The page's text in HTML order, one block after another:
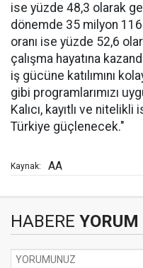
ise yüzde 48,3 olarak
dönemde 35 milyon
oranı ise yüzde 52,6
çalışma hayatına
iş gücüne katılımını
gibi programlarımızı
Kalıcı, kayıtlı ve
Türkiye güçlenecek."
Kaynak: AA
HABERE